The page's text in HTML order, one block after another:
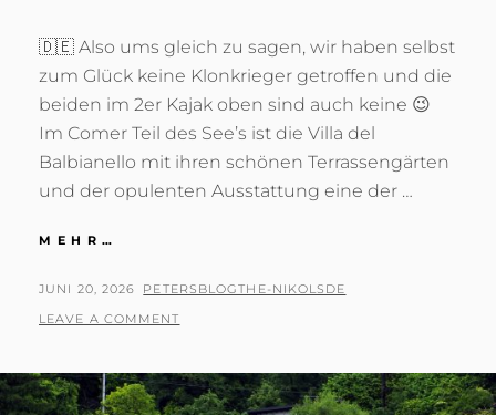
🇩🇪 Also ums gleich zu sagen, wir haben selbst
zum Glück keine Klonkrieger getroffen und die
beiden im 2er Kajak oben sind auch keine 😉
Im Comer Teil des See’s ist die Villa del
Balbianello mit ihren schönen Terrassengärten
und der opulenten Ausstattung eine der …
MEHR…
LARIO
POSTED
ON
JUNI 20, 2026 BY
PETERSBLOGTHE-NIKOLSDE
LEAVE A COMMENT